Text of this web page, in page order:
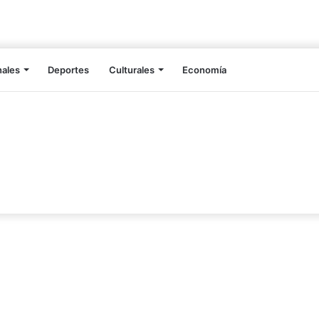
Deportes Culturales Economía